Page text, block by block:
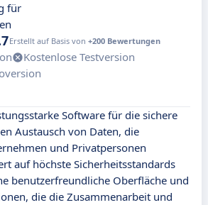
für
Erstellt auf Basis von +200 Bewertungen
Kostenlose Testversion
Software für die sichere
Austausch von Daten, die
und Privatpersonen
auf höchste Sicherheitsstandards
benutzerfreundliche Oberfläche und
die die Zusammenarbeit und